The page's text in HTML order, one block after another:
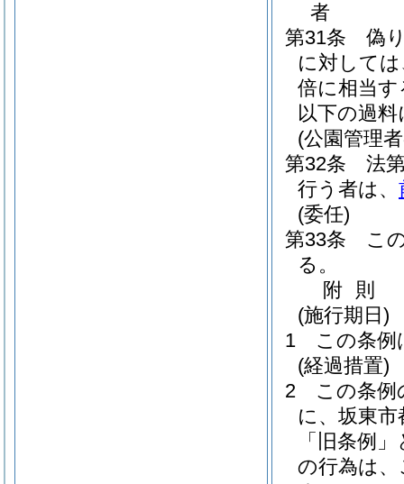
者
第31条
偽
に対して
倍に相当
以下の過
(公園管理
第32条
法
行う者は、
(委任)
第33条
こ
る。
附 則
(施行期日)
1
この条例
(経過措置)
2
この条例
に、坂東
「旧条例
の行為は